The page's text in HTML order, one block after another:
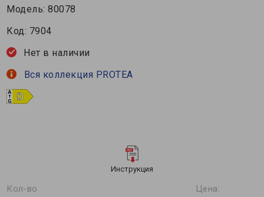
Модель:80078
Код: 7904
Нет в наличии
Вся коллекция PROTEA
Инструкция
Кол-во Цена: